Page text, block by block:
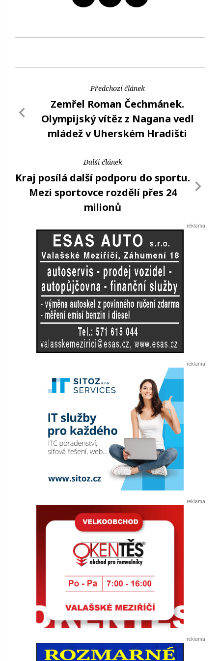
Předchozí článek
Zemřel Roman Čechmánek.
Olympijský vítěz z Nagana vedl
mládež v Uherském Hradišti
Další článek
Kraj posílá další podporu do sportu.
Mezi sportovce rozdělí přes 24
milionů